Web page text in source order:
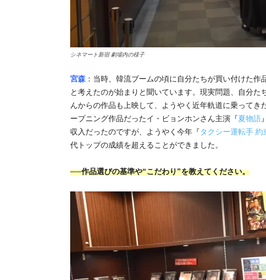
シネマート新宿 劇場内の様子
宮森 ：当時、韓流ブームの頃に自分たちが買い付けた作
と考えたのが始まりと聞いています。現実問題、自分た
んからの作品も上映して、ようやく近年軌道に乗って
ープニング作品だったイ・ビョンホンさん主演『夏物語
収入だったのですが、ようやく今年『タクシー運転手 約
代トップの成績を超えることができました。
──作品選びの基準や“こだわり”を教えてください。